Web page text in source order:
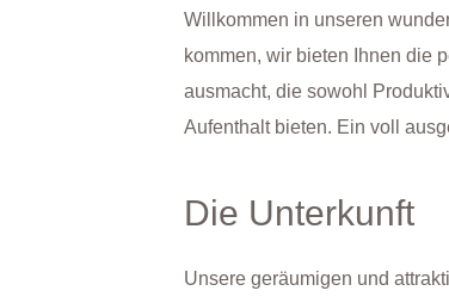
Willkommen in unseren
kommen, wir bieten Ihnen die
ausmacht, die sowohl
Aufenthalt bieten. Ein voll
Die Unterkunft
Unsere geräumigen und